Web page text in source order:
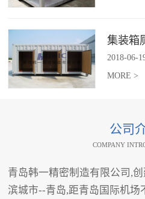
集装箱
2018-06-
MORE >
公司
COMPANY
青岛韩一精密制造有限公司,
滨城市--青岛,距青岛国际机场